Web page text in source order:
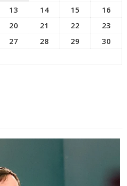
13 14 15
16
20 21 22
23
27 28 29
30